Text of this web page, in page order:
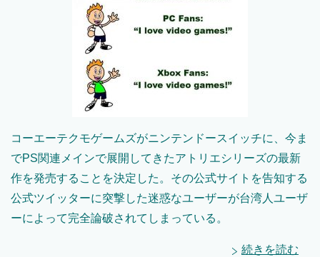
コーエーテクモゲームズがニンテンドースイッチに、今ま
でPS関連メインで展開してきたアトリエシリーズの最新
作を発売することを決定した。その公式サイトを告知する
公式ツイッターに突撃した迷惑なユーザーが台湾人ユーザ
ーによって完全論破されてしまっている。
続きを読む